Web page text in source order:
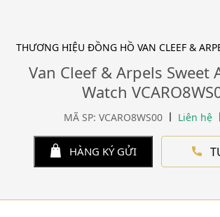
THƯƠNG HIỆU ĐỒNG HỒ VAN CLEEF &
Van Cleef & Arpels Sweet
Watch
MÃ SP: VCARO8WS00 Liên hệ
HÀNG KÝ GỬI